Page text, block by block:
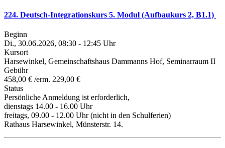
224. Deutsch-Integrationskurs 5. Modul (Aufbaukurs 2, B1.1)
Beginn
Di., 30.06.2026, 08:30 - 12:45 Uhr
Kursort
Harsewinkel, Gemeinschaftshaus Dammanns Hof, Seminarraum II
Gebühr
458,00 € /erm. 229,00 €
Status
Persönliche Anmeldung ist erforderlich,
dienstags 14.00 - 16.00 Uhr
freitags, 09.00 - 12.00 Uhr (nicht in den Schulferien)
Rathaus Harsewinkel, Münsterstr. 14.